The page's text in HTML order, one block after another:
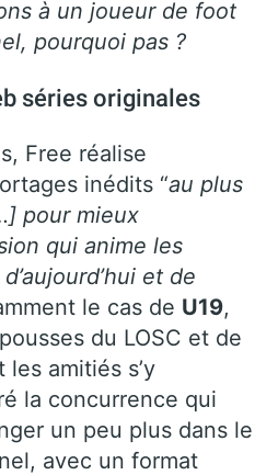
à un joueur de foot
pourquoi pas ?
séries originales
Free réalise
inédits “au plus
pour mieux
qui anime les
et de
le cas de U19,
du LOSC et de
les amitiés s’y
la concurrence qui
un peu plus dans le
avec un format